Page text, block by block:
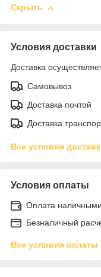
Скрыть
Условия доставки
Доставка
Самовывоз
Доставка почтой
Доставка
Все условия
Условия оплаты
Оплата наличными
Безналичный
Все условия оплаты